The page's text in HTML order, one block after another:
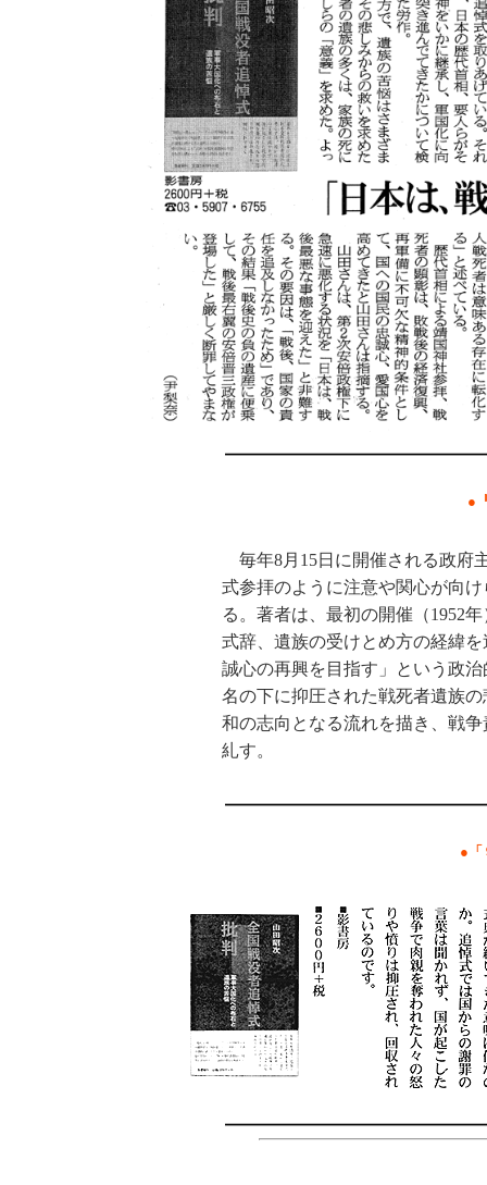
●
毎年8月15日に開催される政府
式参拝のように注意や関心が向
る。著者は、最初の開催（1952
式辞、遺族の受けとめ方の経緯
誠心の再興を目指す」という政
名の下に抑圧された戦死者遺族
和の志向となる流れを描き、戦
糺す。
●「